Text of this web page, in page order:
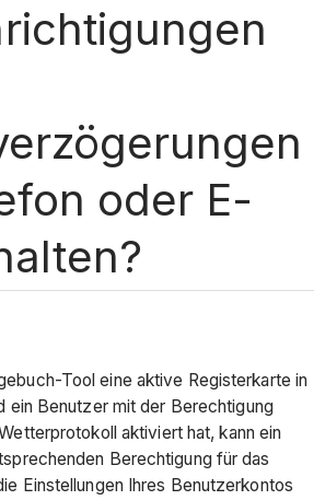
oder E-
Tool eine aktive Registerkarte in
ein Benutzer mit der Berechtigung
aktiviert hat, kann ein
Berechtigung für das
Einstellungen Ihres Benutzerkontos